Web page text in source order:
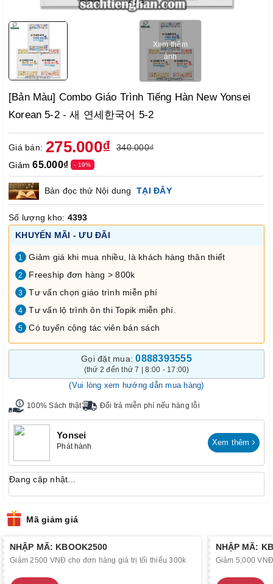
Xem thêm
ảnh
[Bản Màu] Combo Giáo Trình Tiếng Hàn New Yonsei
Korean 5-2 - 새 연세한국어 5-2
Giá bán: 275.000₫
340.000₫
Giảm65.000₫ - 19%
Bản đọc thử Nội dung TẠI ĐÂY
Số lượng kho: 4393
KHUYẾN MÃI - ƯU ĐÃI
1 Giảm giá khi mua nhiều, là khách hàng thân thiết
2 Freeship đơn hàng > 800k
3 Tư vấn chọn giáo trình miễn phí
4 Tư vấn lộ trình ôn thi Topik miễn phí.
5 Có tuyển cộng tác viên bán sách
Gọi đặt mua:0888393555
(thứ 2 đến thứ 7 | 8:00 - 17:00)
(Vui lòng xem hướng dẫn mua hàng)
100% Sách thật Đổi trả miễn phí nếu hàng lỗi
Yonsei
Phát hành Xem thêm
Đang cập nhật...
Mã giảm giá
NHẬP MÃ: KBOOK2500
Giảm 2500 VNĐ cho đơn hàng giá trị tối thiểu 300k
NHẬP MÃ:
Giảm 5,000